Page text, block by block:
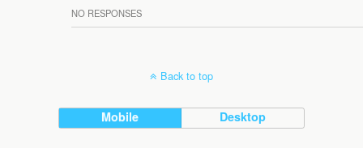
NO RESPONSES
Back to top
Mobile Desktop